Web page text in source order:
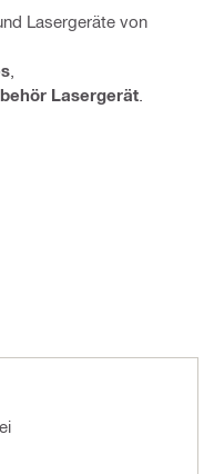
Lasergeräte von
Lasergerät